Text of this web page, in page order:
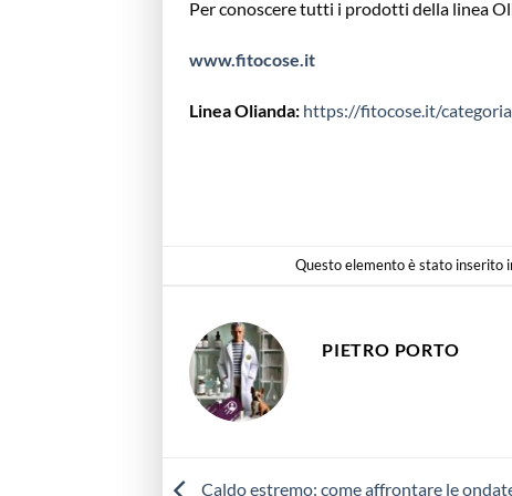
Per conoscere tutti i prodotti della linea
www.fitocose.it
Linea Olianda: https://fitocose.it/
Questo elemento è stato inserito
PIETRO PORTO
Caldo estremo: come affrontare le